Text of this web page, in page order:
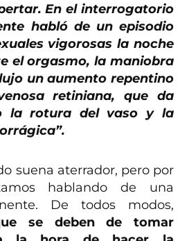
En el interrogatorio
habló de un episodio
vigorosas la noche
el orgasmo, la maniobra
un aumento repentino
retiniana, que da
la rotura del vaso y la
suena aterrador, pero por
hablando de una
De todos modos,
se deben de tomar